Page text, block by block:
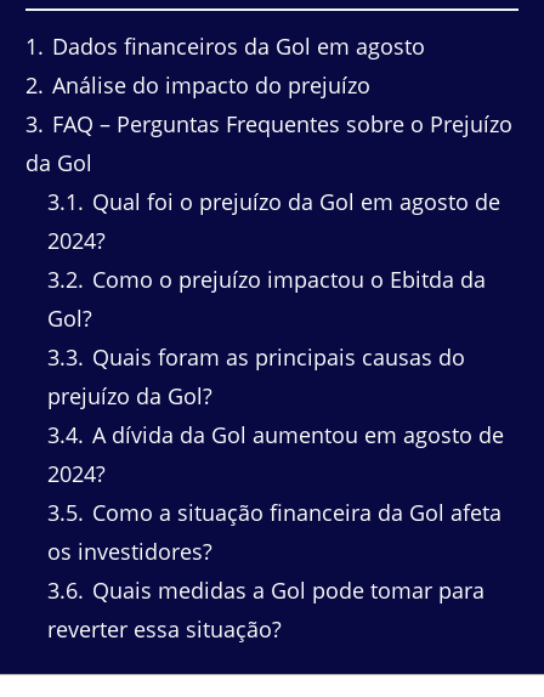
1
Dados financeiros da Gol em agosto
2 Análise do impacto do prejuízo
3 FAQ – Perguntas Frequentes sobre o Prejuízo
da Gol
3.1
Qual foi o prejuízo da Gol em agosto de
2024?
3.2 Como o prejuízo impactou o Ebitda da
Gol?
3.3 Quais foram as principais causas do
prejuízo da Gol?
3.4 A dívida da Gol aumentou em agosto de
2024?
3.5 Como a situação financeira da Gol afeta
os investidores?
3.6 Quais medidas a Gol pode tomar para
reverter essa situação?